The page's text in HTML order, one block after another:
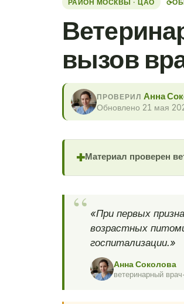
РАЙОН МОСКВЫ · ЦАО ⟳
вызов
ПРОВЕРИЛ Анна
Обновлено 21 мая
✚Материал проверен
«При первых
возрастных
госпитализации.»
Анна Соколова
ветеринарный